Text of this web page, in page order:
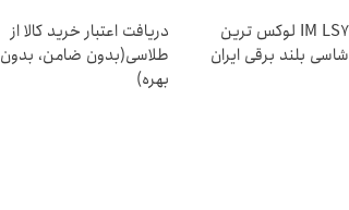
IM LS7 لوکس ترین
شاسی بلند برقی ایران
دریافت اعتبار خرید کالا از
طلاسی(بدون ضامن، بدون
بهره)